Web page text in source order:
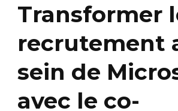
Transformer
recrutement
sein de
avec le co-